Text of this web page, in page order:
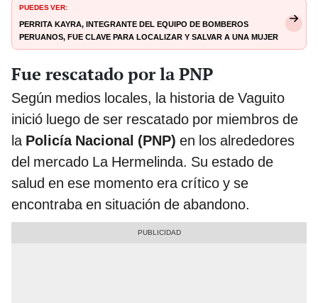
PUEDES VER:
Perrita Kayra, integrante del equipo de bomberos
peruanos, fue clave para localizar y salvar a una mujer
de 60 años atrapada entre los escombros en Venezuela
Fue rescatado por la PNP
Según medios locales, la historia de Vaguito
inició luego de ser rescatado por miembros de
laPolicía Nacional (PNP) en los alrededores
del mercado La Hermelinda. Su estado de
salud en ese momento era crítico y se
encontraba en situación de abandono.